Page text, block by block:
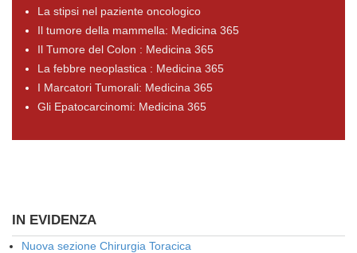
La stipsi nel paziente oncologico
Il tumore della mammella: Medicina 365
Il Tumore del Colon : Medicina 365
La febbre neoplastica : Medicina 365
I Marcatori Tumorali: Medicina 365
Gli Epatocarcinomi: Medicina 365
IN EVIDENZA
Nuova sezione Chirurgia Toracica